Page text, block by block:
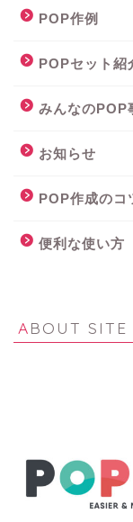
POP作例
POPセット紹
みんなのPOP
お知らせ
POP作成のコ
便利な使い方
ABOUT SITE